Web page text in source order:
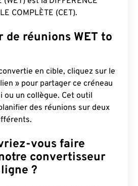
COMPLÈTE (CET).
réunions WET to
en cible, cliquez sur le
» pour partager ce créneau
ou un collègue. Cet outil
des réunions sur deux
vous faire
convertisseur
?